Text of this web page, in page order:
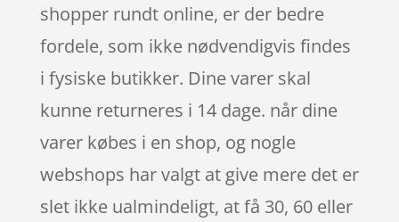
shopper rundt online, er der bedre
fordele, som ikke nødvendigvis findes
i fysiske butikker. Dine varer skal
kunne returneres i 14 dage. når dine
varer købes i en shop, og nogle
webshops har valgt at give mere det er
slet ikke ualmindeligt, at få 30, 60 eller